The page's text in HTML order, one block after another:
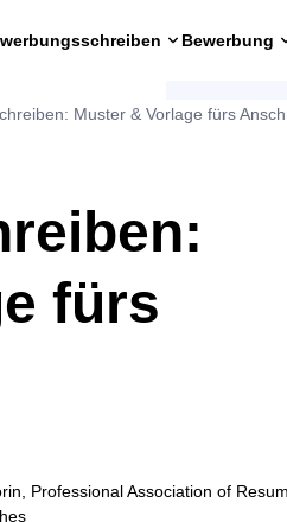
Bewerbung
Muster & Vorlage fürs
fürs
Professional Association of